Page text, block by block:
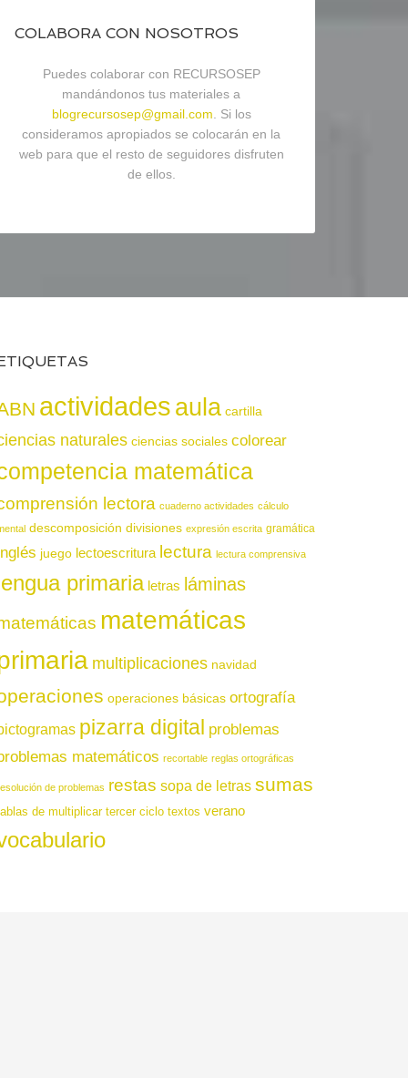
COLABORA CON NOSOTROS
Puedes colaborar con RECURSOSEP
mandándonos tus materiales a
blogrecursosep@gmail.com . Si los
consideramos apropiados se colocarán en la
web para que el resto de seguidores disfruten
de ellos.
actividadesaula cartilla
naturales ciencias sociales colorear
matemática
lectora cuaderno actividades cálculo
descomposición divisiones expresión escrita gramática
juego lectoescritura lectura lectura comprensiva
primaria letras láminas
matemáticas
multiplicaciones navidad
operaciones básicas ortografía
pizarra digital problemas
matemáticos recortable reglas ortográficas
de problemas restas sopa de letras sumas
de multiplicar tercer ciclo textos verano